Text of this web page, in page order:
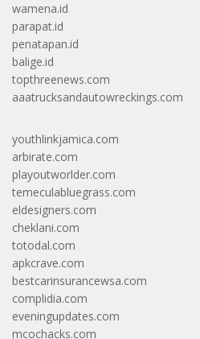
wamena.id
parapat.id
penatapan.id
balige.id
topthreenews.com
aaatrucksandautowreckings.com
youthlinkjamica.com
arbirate.com
playoutworlder.com
temeculabluegrass.com
eldesigners.com
cheklani.com
totodal.com
apkcrave.com
bestcarinsurancewsa.com
complidia.com
eveningupdates.com
mcochacks.com